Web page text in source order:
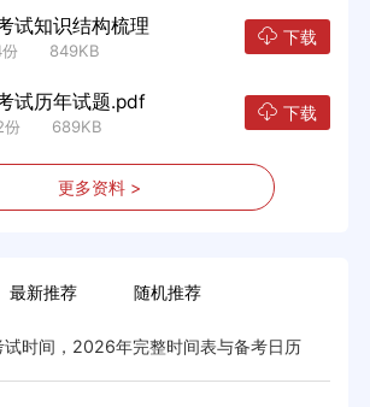
试知识结构梳理
份 849KB
下载
试历年试题.pdf
份 689KB
下载
更多资料 >
最新推荐 随机推荐
试时间，2026年完整时间表与备考日历